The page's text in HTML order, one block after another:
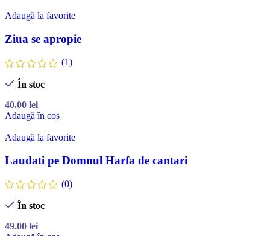
Adaugă la favorite
Ziua se apropie
(1)
În stoc
40.00 lei
Adaugă în coș
Adaugă la favorite
Laudati pe Domnul Harfa de cantari
(0)
În stoc
49.00 lei